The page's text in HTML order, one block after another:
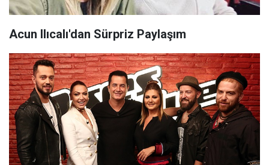
Acun Ilıcalı'dan Sürpriz Paylaşım